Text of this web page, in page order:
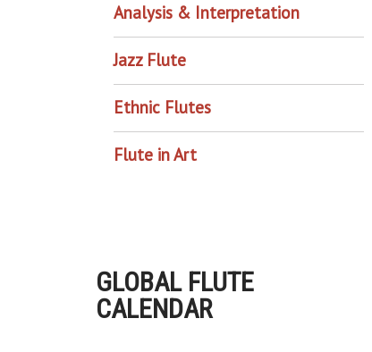
Analysis & Interpretation
Jazz Flute
Ethnic Flutes
Flute in Art
GLOBAL FLUTE
CALENDAR